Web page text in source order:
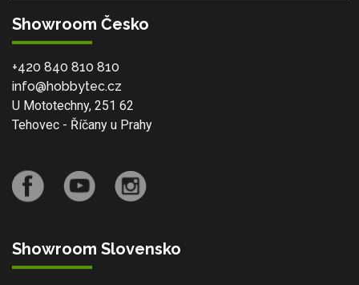
Showroom Česko
+420 840 810 810
info@hobbytec.cz
U Mototechny, 251 62
Tehovec - Říčany u Prahy
Showroom Slovensko